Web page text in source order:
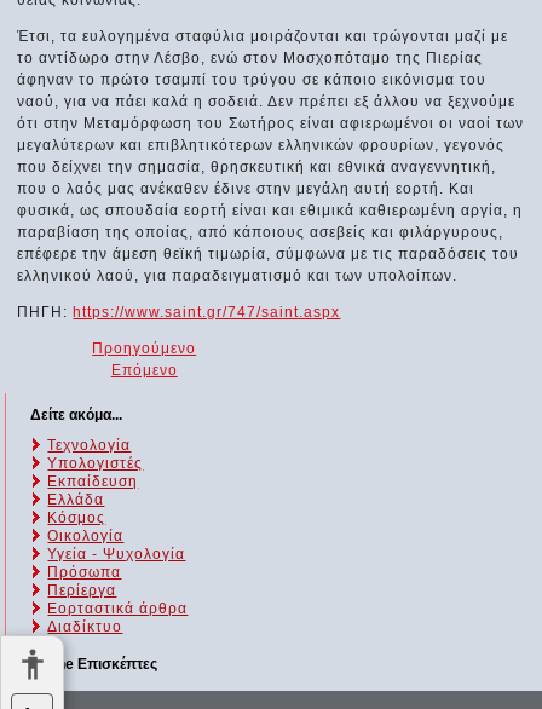
Έτσι, τα ευλογημένα σταφύλια μοιράζονται και τρώγονται μαζί με
το αντίδωρο στην Λέσβο, ενώ στον Μοσχοπόταμο της Πιερίας
άφηναν το πρώτο τσαμπί του τρύγου σε κάποιο εικόνισμα του
ναού, για να πάει καλά η σοδειά. Δεν πρέπει εξ άλλου να ξεχνούμε
ότι στην Μεταμόρφωση του Σωτήρος είναι αφιερωμένοι οι ναοί των
μεγαλύτερων και επιβλητικότερων ελληνικών φρουρίων, γεγονός
που δείχνει την σημασία, θρησκευτική και εθνικά αναγεννητική,
που ο λαός μας ανέκαθεν έδινε στην μεγάλη αυτή εορτή. Και
φυσικά, ως σπουδαία εορτή είναι και εθιμικά καθιερωμένη αργία, η
παραβίαση της οποίας, από κάποιους ασεβείς και φιλάργυρους,
επέφερε την άμεση θεϊκή τιμωρία, σύμφωνα με τις παραδόσεις του
ελληνικού λαού, για παραδειγματισμό και των υπολοίπων.
ΠΗΓΗ: https://www.saint.gr/747/saint.aspx
Προηγούμενο
Επόμενο
Δείτε ακόμα...
Τεχνολογία
Υπολογιστές
Εκπαίδευση
Ελλάδα
Κόσμος
Οικολογία
Υγεία - Ψυχολογία
Πρόσωπα
Περίεργα
Εορταστικά άρθρα
Διαδίκτυο
Online Επισκέπτες
Αυτήν τη στιγμή επισκέπτονται τον ιστότοπό μας 160 guests και